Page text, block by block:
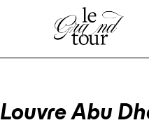
Louvre Abu